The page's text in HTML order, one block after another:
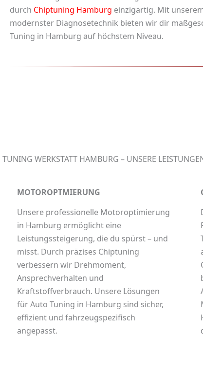
durch Chiptuning Hamburg einzigartig. Mit
modernster Diagnosetechnik bieten wir dir
Tuning in Hamburg auf höchstem Niveau.
TUNING WERKSTATT HAMBURG – UNSERE
MOTOROPTMIERUNG
Unsere professionelle Motoroptimierung
in Hamburg ermöglicht eine
Leistungssteigerung, die du spürst – und
misst. Durch präzises Chiptuning
verbessern wir Drehmoment,
Ansprechverhalten und
Kraftstoffverbrauch. Unsere Lösungen
fürAuto Tuning in Hamburg sind sicher,
effizient und fahrzeugspezifisch
angepasst.